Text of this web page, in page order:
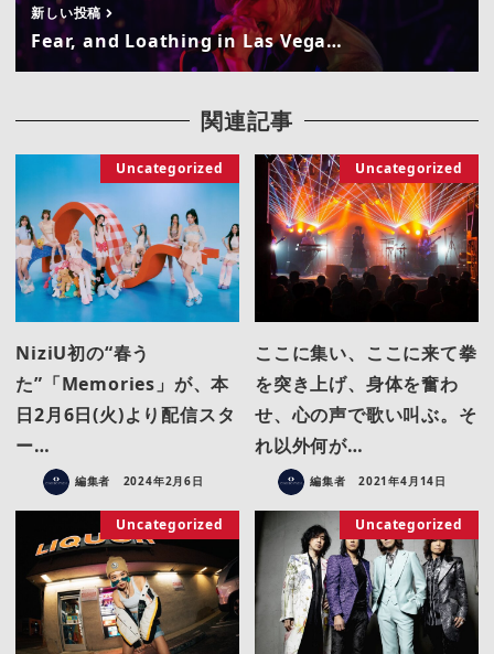
新しい投稿
Fear, and Loathing in Las Vega…
関連記事
Uncategorized
NiziU初の“春う
た”「Memories」が、本
日2月6日(火)より配信スタ
ー…
編集者 2024年2月6日
Uncategorized
ここに集い、ここに来て拳
を突き上げ、身体を奮わ
せ、心の声で歌い叫ぶ。そ
れ以外何が…
編集者 2021年4月14日
Uncategorized Uncategorized